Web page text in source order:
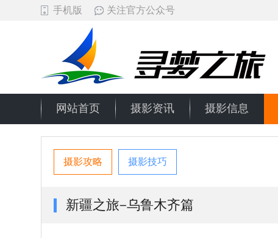
手机版 关注官方公众号
网站首页 摄影资讯 摄影信息
摄影攻略 摄影技巧
新疆之旅—乌鲁木齐篇